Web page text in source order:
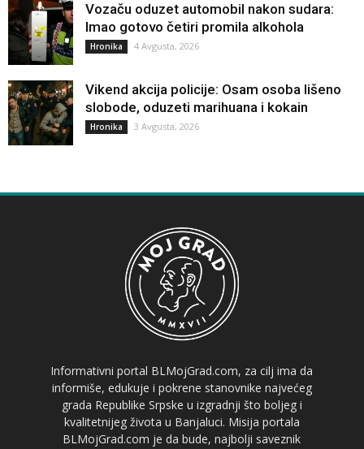
Vozaču oduzet automobil nakon sudara:
Imao gotovo četiri promila alkohola
Hronika 4 Avgusta, 2026
Vikend akcija policije: Osam osoba lišeno
slobode, oduzeti marihuana i kokain
Hronika 3 Avgusta, 2026
Informativni portal BLMojGrad.com, za cilj ima da
informiše, edukuje i pokrene stanovnike najvećeg
grada Republike Srpske u izgradnji što boljeg i
kvalitetnijeg života u Banjaluci. Misija portala
BLMojGrad.com je da bude, najbolji saveznik